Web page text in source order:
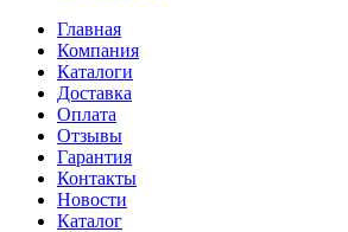
Главная
Компания
Каталоги
Доставка
Оплата
Отзывы
Гарантия
Контакты
Новости
Каталог